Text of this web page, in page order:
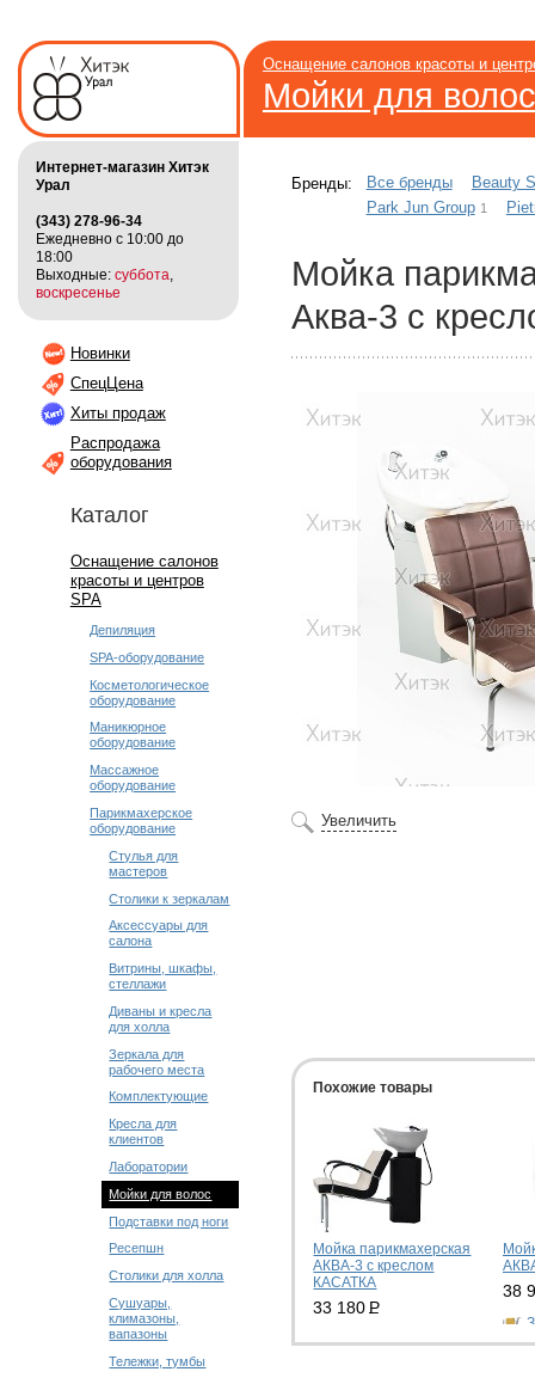
Оснащение салонов красоты и
Мойки для волос
Интернет-магазин Хитэк
Урал
(343) 278-96-34
Ежедневно с 10:00 до
18:00
Выходные: суббота
воскресенье
Новинки
СпецЦена
Хиты продаж
Распродажа
оборудования
Каталог
Оснащение салонов
красоты и центров
SPA
Депиляция
SPA-оборудование
Косметологическое
оборудование
Маникюрное
оборудование
Массажное
оборудование
Парикмахерское
оборудование
Стулья для
мастеров
Столики к зеркалам
Аксессуары для
салона
Витрины, шкафы,
стеллажи
Диваны и кресла
для холла
Зеркала для
рабочего места
Комплектующие
Кресла для
клиентов
Лаборатории
Мойки для волос
Подставки под ноги
Ресепшн
Столики для холла
Сушуары,
климазоны,
вапазоны
Тележки, тумбы
Бренды: Все бренды
Beauty
Park Jun Group 1
Мойка
Аква-3 с
Увеличить
Похожие товары
Мойка парикмахерская
АКВА-3 с креслом
КАСАТКА
33 180 Р
Заказать
38